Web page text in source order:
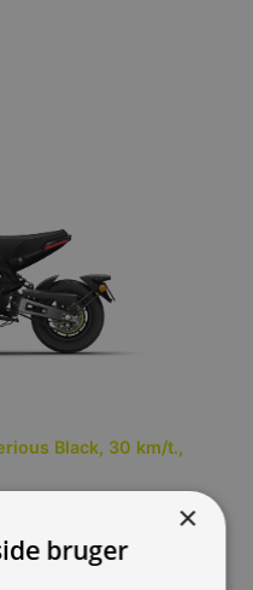
Black, 30 km/t.,
×
bruger